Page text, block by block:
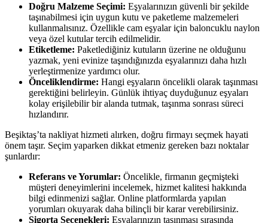
Doğru Malzeme Seçimi: Eşyalarınızın güvenli bir şekilde
taşınabilmesi için uygun kutu ve paketleme malzemeleri
kullanmalısınız. Özellikle cam eşyalar için baloncuklu naylon
veya özel kutular tercih edilmelidir.
Etiketleme: Paketlediğiniz kutuların üzerine ne olduğunu
yazmak, yeni evinize taşındığınızda eşyalarınızı daha hızlı
yerleştirmenize yardımcı olur.
Önceliklendirme: Hangi eşyaların öncelikli olarak taşınması
gerektiğini belirleyin. Günlük ihtiyaç duyduğunuz eşyaları
kolay erişilebilir bir alanda tutmak, taşınma sonrası süreci
hızlandırır.
Beşiktaş’ta nakliyat hizmeti alırken, doğru firmayı seçmek hayati
önem taşır. Seçim yaparken dikkat etmeniz gereken bazı noktalar
şunlardır:
Referans ve Yorumlar: Öncelikle, firmanın geçmişteki
müşteri deneyimlerini incelemek, hizmet kalitesi hakkında
bilgi edinmenizi sağlar. Online platformlarda yapılan
yorumları okuyarak daha bilinçli bir karar verebilirsiniz.
Sigorta Seçenekleri: Eşyalarınızın taşınması sırasında